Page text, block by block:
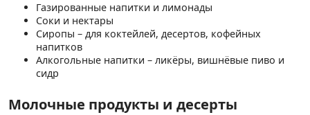
Газированные напитки и лимонады
Соки и нектары
Сиропы – для коктейлей, десертов, кофейных
напитков
Алкогольные напитки – ликёры, вишнёвые пиво и
сидр
Молочные продукты и десерты